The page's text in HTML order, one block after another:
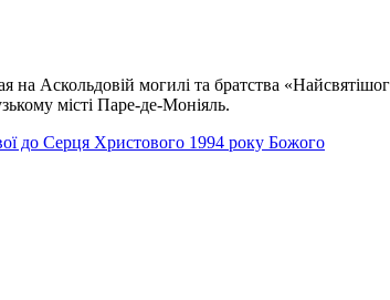
Аскольдовій могилі та братства
місті Паре-де-Моніяль.
до Серця Христового 1994 року Божого